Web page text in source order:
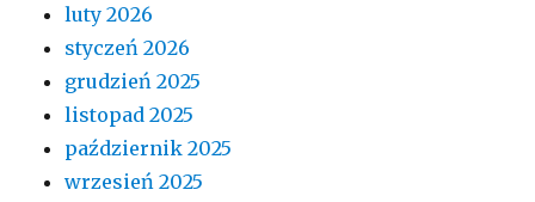
luty 2026
styczeń 2026
grudzień 2025
listopad 2025
październik 2025
wrzesień 2025